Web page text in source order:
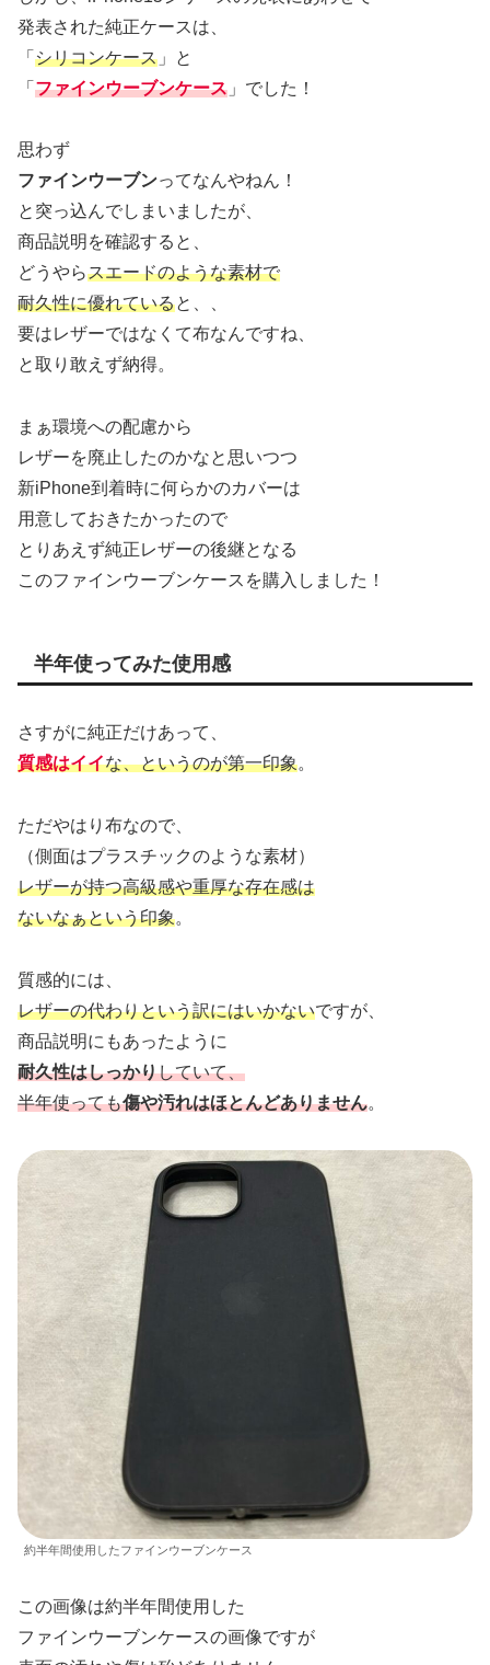
発表された純正ケースは、
「 シリコンケース 」と
「 ファインウーブンケース 」でした！
思わず
ファインウーブンってなんやねん！
と突っ込んでしまいましたが、
商品説明を確認すると、
どうやらスエードのような素材で
耐久性に優れていると、、
要はレザーではなくて布なんですね、
と取り敢えず納得。
まぁ環境への配慮から
レザーを廃止したのかなと思いつつ
新iPhone到着時に何らかのカバーは
用意しておきたかったので
とりあえず純正レザーの後継となる
このファインウーブンケースを購入しました！
半年使ってみた使用感
さすがに純正だけあって、
質感はイイな、というのが第一印象。
ただやはり布なので、
（側面はプラスチックのような素材）
レザーが持つ高級感や重厚な存在感は
ないなぁという印象。
質感的には、
レザーの代わりという訳にはいかないですが、
商品説明にもあったように
耐久性はしっかりしていて、
半年使っても傷や汚れはほとんどありません。
約半年間使用したファインウーブンケース
この画像は約半年間使用した
ファインウーブンケースの画像ですが